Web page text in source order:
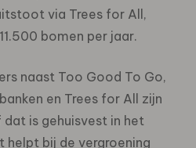
via Trees for All,
bomen per jaar.
naast Too Good To Go,
en Trees for All zijn
dat is gehuisvest in het
helpt bij de vergroening